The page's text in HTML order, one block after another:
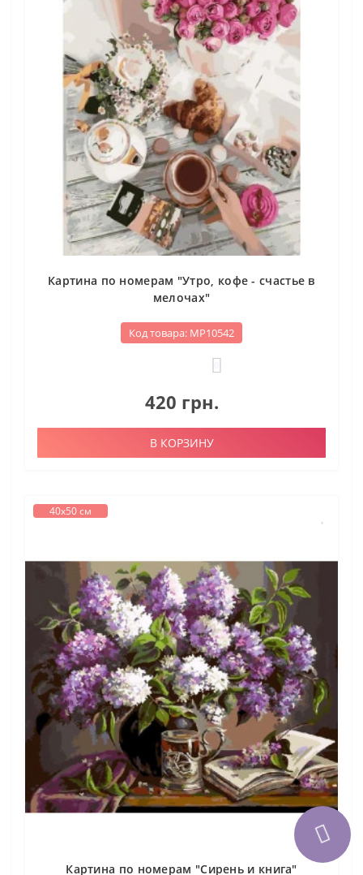
Картина по номерам "Утро, кофе - счастье в
мелочах"
Код товара: МР10542
420 грн.
В КОРЗИНУ
40х50 см
Картина по номерам "Сирень и книга"